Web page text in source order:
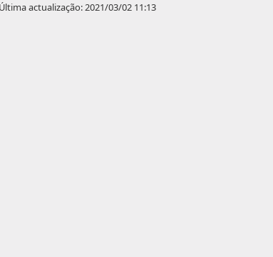
Última actualização: 2021/03/02 11:13